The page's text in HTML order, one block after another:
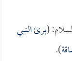
(برئ النبي
).